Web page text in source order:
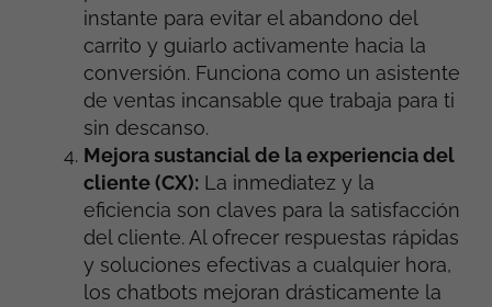
instante para evitar el abandono del
carrito y guiarlo activamente hacia la
conversión. Funciona como un asistente
de ventas incansable que trabaja para ti
sin descanso.
Mejora sustancial de la experiencia del
cliente (CX): La inmediatez y la
eficiencia son claves para la satisfacción
del cliente. Al ofrecer respuestas rápidas
y soluciones efectivas a cualquier hora,
los chatbots mejoran drásticamente la